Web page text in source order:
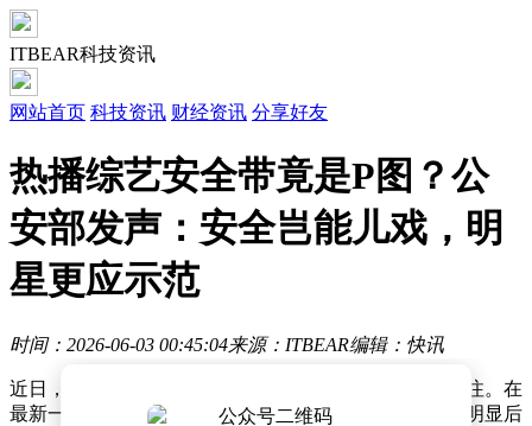
ITBEAR科技资讯
网站首页 科技资讯 财经资讯 分享好友
热播综艺安全带竟是P图？公
安部发声：安全岂能儿戏，明
星更应示范
时间：2026-06-03 00:45:04来源：ITBEAR编辑：快讯
近日，一档热门综艺节目因嘉宾安全带问题引发广泛关注。在
最新一期节目中，有观众发现部分嘉宾所系安全带存在明显后